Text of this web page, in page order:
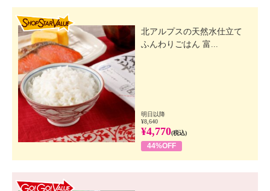
北アルプスの天然水仕立て
ふんわりごはん 富...
明日以降
¥8,640
¥4,770(税込)
44%OFF